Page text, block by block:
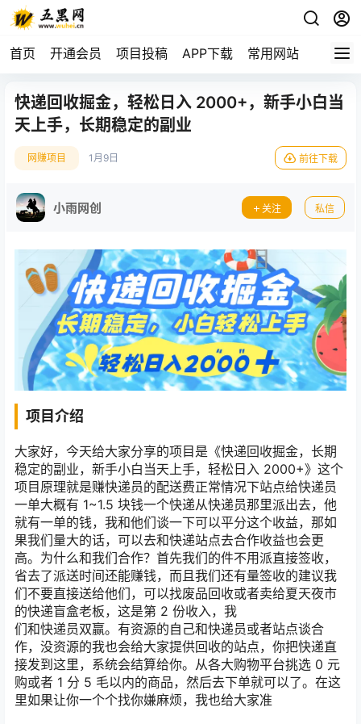
首页 开通会员 项目投稿 APP下载 常用网站
快递回收掘金，轻松日入 2000+，新手小白当
天上手，长期稳定的副业
网赚项目 1月9日 前往下载
小雨网创 关注 私信
项目介绍
大家好，今天给大家分享的项目是《快递回收掘金，长期
稳定的副业，新手小白当天上手，轻松日入 2000+》这个
项目原理就是赚快递员的配送费正常情况下站点给快递员
一单大概有 1~1.5 块钱一个快递从快递员那里派出去，他
就有一单的钱，我和他们谈一下可以平分这个收益，那如
果我们量大的话，可以去和快递站点去合作收益也会更
高。为什么和我们合作？首先我们的件不用派直接签收，
省去了派送时间还能赚钱，而且我们还有量签收的建议我
们不要直接送给他们，可以找废品回收或者卖给夏天夜市
的快递盲盒老板，这是第 2 份收入，我
们和快递员双赢。有资源的自己和快递员或者站点谈合
作，没资源的我也会给大家提供回收的站点，你把快递直
接发到这里，系统会结算给你。从各大购物平台挑选 0 元
购或者 1 分 5 毛以内的商品，然后去下单就可以了。在这
里如果让你一个个找你嫌麻烦，我也给大家准